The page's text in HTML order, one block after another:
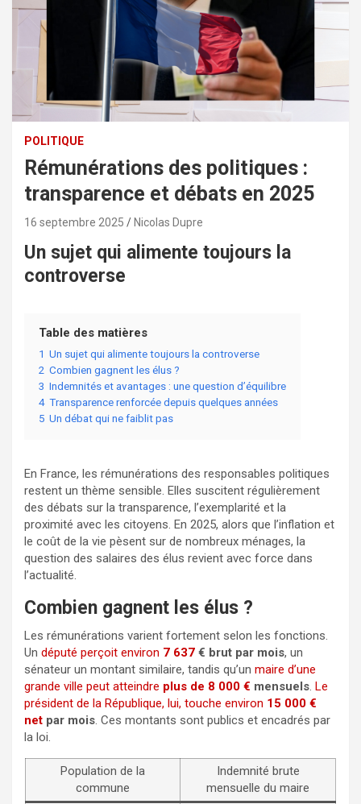
POLITIQUE
Rémunérations des politiques :
transparence et débats en 2025
16 septembre 2025 Nicolas Dupre
Un sujet qui alimente toujours la
controverse
Table des matières
1 Un sujet qui alimente toujours la controverse
2 Combien gagnent les élus ?
3 Indemnités et avantages : une question d’équilibre
4 Transparence renforcée depuis quelques années
5 Un débat qui ne faiblit pas
En France, les rémunérations des responsables politiques
restent un thème sensible. Elles suscitent régulièrement
des débats sur la transparence, l’exemplarité et la
proximité avec les citoyens. En 2025, alors que l’inflation et
le coût de la vie pèsent sur de nombreux ménages, la
question des salaires des élus revient avec force dans
l’actualité.
Combien gagnent les élus ?
Les rémunérations varient fortement selon les fonctions.
Un député perçoit environ 7 637 € brut par mois, un
sénateur un montant similaire, tandis qu’un maire d’une
grande ville peut atteindre plus de 8 000 € mensuels. Le
président de la République, lui, touche environ 15 000 €
net par mois. Ces montants sont publics et encadrés par
la loi.
Population de la
commune
Indemnité brute
mensuelle du maire